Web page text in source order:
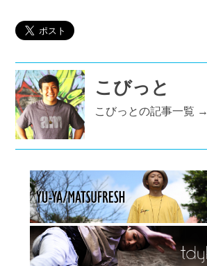
こびっと
こびっとの記事一覧 →